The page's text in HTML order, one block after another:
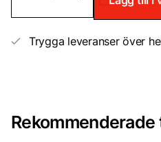
CX
mängd
Trygga leveranser över